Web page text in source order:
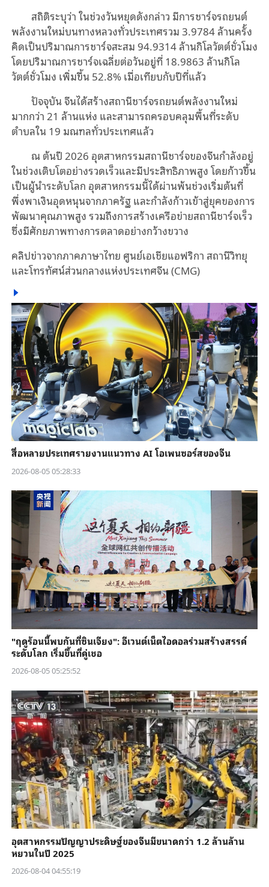
สถิติระบุว่า ในช่วงวันหยุดดังกล่าว มีการชาร์จรถยนต์
พลังงานใหม่บนทางหลวงทั่วประเทศรวม 3.9784 ล้านครั้ง
คิดเป็นปริมาณการชาร์จสะสม 94.9314 ล้านกิโลวัตต์ชั่วโมง
โดยปริมาณการชาร์จเฉลี่ยต่อวันอยู่ที่ 18.9863 ล้านกิโล
วัตต์ชั่วโมง เพิ่มขึ้น 52.8% เมื่อเทียบกับปีที่แล้ว
ปัจจุบัน จีนได้สร้างสถานีชาร์จรถยนต์พลังงานใหม่
มากกว่า 21 ล้านแห่ง และสามารถครอบคลุมพื้นที่ระดับ
ตำบลใน 19 มณฑลทั่วประเทศแล้ว
ณ ต้นปี 2026 อุตสาหกรรมสถานีชาร์จของจีนกำลังอยู่
ในช่วงเติบโตอย่างรวดเร็วและมีประสิทธิภาพสูง โดยก้าวขึ้น
เป็นผู้นำระดับโลก อุตสาหกรรมนี้ได้ผ่านพ้นช่วงเริ่มต้นที่
พึ่งพาเงินอุดหนุนจากภาครัฐ และกำลังก้าวเข้าสู่ยุคของการ
พัฒนาคุณภาพสูง รวมถึงการสร้างเครือข่ายสถานีชาร์จเร็ว
ซึ่งมีศักยภาพทางการตลาดอย่างกว้างขวาง
คลิปข่าวจากภาคภาษาไทย ศูนย์เอเชียแอฟริกา สถานีวิทยุ
และโทรทัศน์ส่วนกลางแห่งประเทศจีน (CMG)
สื่อหลายประเทศรายงานแนวทาง AI โอเพนซอร์สของจีน
2026-08-05 05:28:33
"ฤดูร้อนนี้พบกันที่ซินเจียง": อีเวนต์เน็ตไอดอลร่วมสร้างสรรค์
ระดับโลก เริ่มขึ้นที่คู่เชอ
2026-08-05 05:25:52
อุตสาหกรรมปัญญาประดิษฐ์ของจีนมีขนาดกว่า 1.2 ล้านล้าน
หยวนในปี 2025
2026-08-04 04:55:19